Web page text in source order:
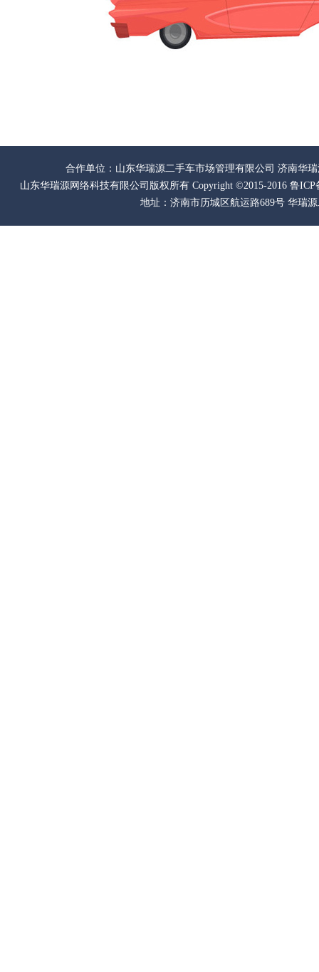
合作单位：山东华瑞源二手车市场管理有限公司 济南华
山东华瑞源网络科技有限公司版权所有 Copyright ©2015-2016 鲁ICP
地址：济南市历城区航运路689号 华瑞